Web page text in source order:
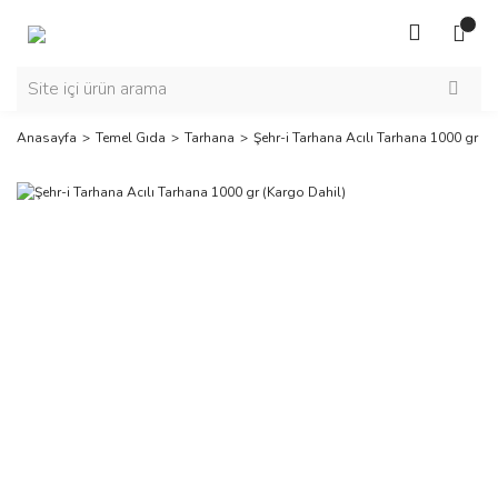
Anasayfa Temel Gıda Tarhana Şehr-i Tarhana Acılı Tarhana 1000 gr